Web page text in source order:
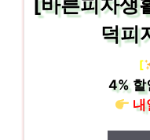
[바른피자생
덕피
[
4%할
내